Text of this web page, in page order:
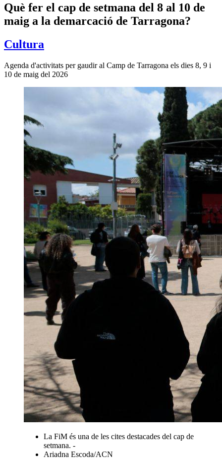
Què fer el cap de setmana del 8 al 10 de
maig a la demarcació de Tarragona?
Cultura
Agenda d'activitats per gaudir al Camp de Tarragona els dies 8, 9 i
10 de maig del 2026
La FiM és una de les cites destacades del cap de
setmana. -
Ariadna Escoda/ACN